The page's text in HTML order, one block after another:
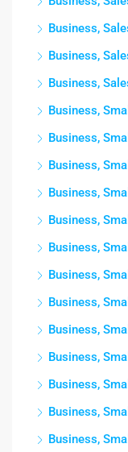
Business,
Business,
Business,
Business,
Business,
Business,
Business,
Business,
Business,
Business,
Business,
Business,
Business,
Business,
Business,
Business,